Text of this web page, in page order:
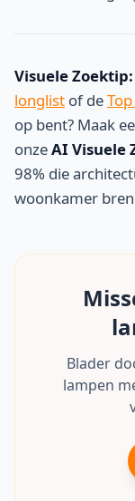
Visuele Zoektip:
longlist of de
op bent? Maak
onzeAI Visuele
98% die
woonkamer
Blader
lampen